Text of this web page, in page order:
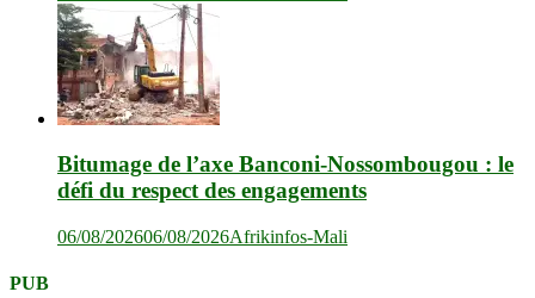
Bitumage de l’axe Banconi-Nossombougou : le
défi du respect des engagements
06/08/202606/08/2026Afrikinfos-Mali
PUB